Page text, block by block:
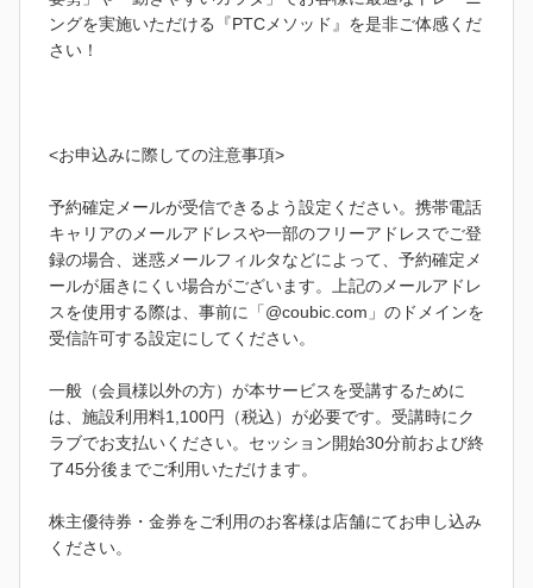
ングを実施いただける『PTCメソッド』を是非ご体感くだ
さい！
<お申込みに際しての注意事項>
予約確定メールが受信できるよう設定ください。携帯電話
キャリアのメールアドレスや一部のフリーアドレスでご登
録の場合、迷惑メールフィルタなどによって、予約確定メ
ールが届きにくい場合がございます。上記のメールアドレ
スを使用する際は、事前に「@coubic.com」のドメインを
受信許可する設定にしてください。
一般（会員様以外の方）が本サービスを受講するために
は、施設利用料1,100円（税込）が必要です。受講時にク
ラブでお支払いください。セッション開始30分前および終
了45分後までご利用いただけます。
株主優待券・金券をご利用のお客様は店舗にてお申し込み
ください。